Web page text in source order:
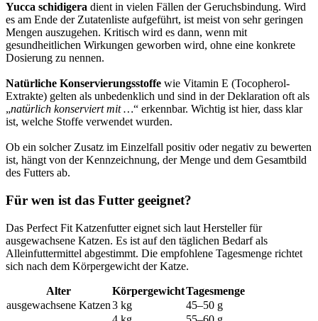
Yucca schidigera dient in vielen Fällen der Geruchsbindung. Wird
es am Ende der Zutatenliste aufgeführt, ist meist von sehr geringen
Mengen auszugehen. Kritisch wird es dann, wenn mit
gesundheitlichen Wirkungen geworben wird, ohne eine konkrete
Dosierung zu nennen.
Natürliche Konservierungsstoffe wie Vitamin E (Tocopherol-
Extrakte) gelten als unbedenklich und sind in der Deklaration oft als
„natürlich konserviert mit …“ erkennbar. Wichtig ist hier, dass klar
ist, welche Stoffe verwendet wurden.
Ob ein solcher Zusatz im Einzelfall positiv oder negativ zu bewerten
ist, hängt von der Kennzeichnung, der Menge und dem Gesamtbild
des Futters ab.
Für wen ist das Futter geeignet?
Das Perfect Fit Katzenfutter eignet sich laut Hersteller für
ausgewachsene Katzen. Es ist auf den täglichen Bedarf als
Alleinfuttermittel abgestimmt. Die empfohlene Tagesmenge richtet
sich nach dem Körpergewicht der Katze.
Alter KörpergewichtTagesmenge
ausgewachsene Katzen3 kg
45–50 g